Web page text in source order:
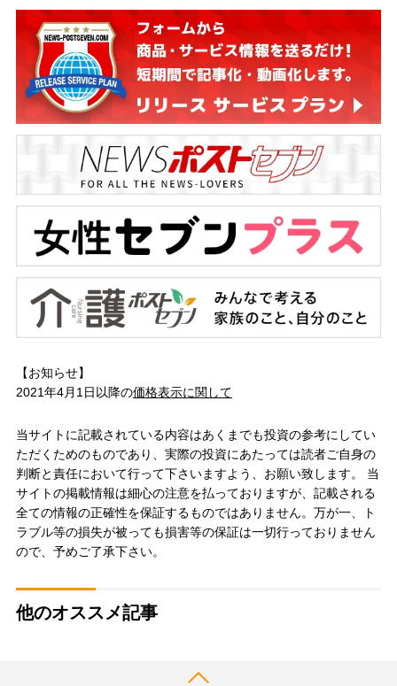
【お知らせ】
2021年4月1日以降の価格表示に関して
当サイトに記載されている内容はあくまでも投資の参考にしてい
ただくためのものであり、実際の投資にあたっては読者ご自身の
判断と責任において行って下さいますよう、お願い致します。 当
サイトの掲載情報は細心の注意を払っておりますが、記載される
全ての情報の正確性を保証するものではありません。万が一、ト
ラブル等の損失が被っても損害等の保証は一切行っておりません
ので、予めご了承下さい。
他のオススメ記事